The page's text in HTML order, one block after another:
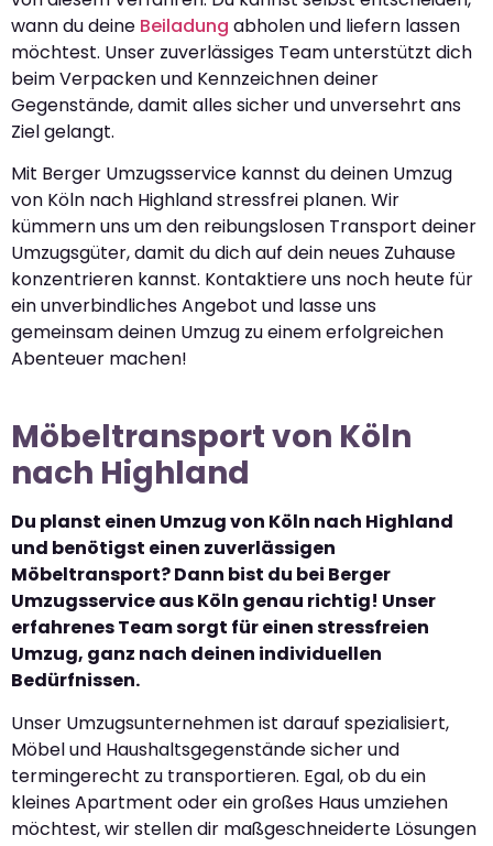
wann du deine Beiladung abholen und liefern lassen
möchtest. Unser zuverlässiges Team unterstützt dich
beim Verpacken und Kennzeichnen deiner
Gegenstände, damit alles sicher und unversehrt ans
Ziel gelangt.
Mit Berger Umzugsservice kannst du deinen Umzug
von Köln nach Highland stressfrei planen. Wir
kümmern uns um den reibungslosen Transport deiner
Umzugsgüter, damit du dich auf dein neues Zuhause
konzentrieren kannst. Kontaktiere uns noch heute für
ein unverbindliches Angebot und lasse uns
gemeinsam deinen Umzug zu einem erfolgreichen
Abenteuer machen!
Möbeltransport von Köln
nach Highland
Du planst einen Umzug von Köln nach Highland
und benötigst einen zuverlässigen
Möbeltransport? Dann bist du bei Berger
Umzugsservice aus Köln genau richtig! Unser
erfahrenes Team sorgt für einen stressfreien
Umzug, ganz nach deinen individuellen
Bedürfnissen.
Unser Umzugsunternehmen ist darauf spezialisiert,
Möbel und Haushaltsgegenstände sicher und
termingerecht zu transportieren. Egal, ob du ein
kleines Apartment oder ein großes Haus umziehen
möchtest, wir stellen dir maßgeschneiderte Lösungen